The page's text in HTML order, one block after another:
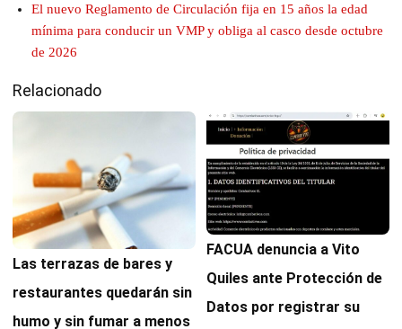
El nuevo Reglamento de Circulación fija en 15 años la edad
mínima para conducir un VMP y obliga al casco desde octubre
de 2026
Relacionado
Las terrazas de bares y
restaurantes quedarán sin
humo y sin fumar a menos
FACUA denuncia a Vito
Quiles ante Protección de
Datos por registrar su